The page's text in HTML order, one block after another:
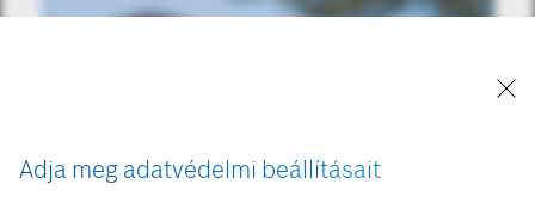
Adja meg adatvédelmi beállításait